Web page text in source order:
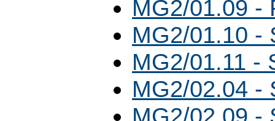
MG2/01.09 -
MG2/01.10 -
MG2/01.11 -
MG2/02.04 -